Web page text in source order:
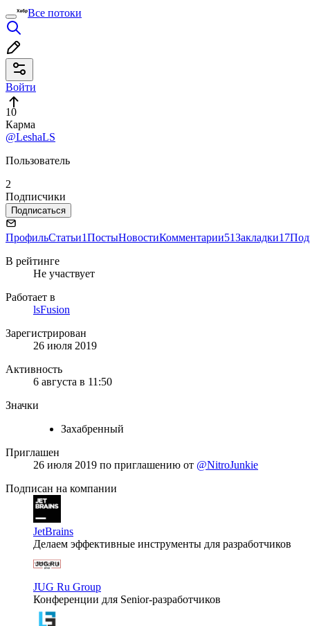
Все потоки
Войти
10
Карма
@LeshaLS
Пользователь
2
Подписчики
Подписаться
ПрофильСтатьи1ПостыНовостиКомментарии51Закладки17
В рейтинге
Не участвует
Работает в
lsFusion
Зарегистрирован
26 июля 2019
Активность
6 августа в 11:50
Значки
Захабренный
Приглашен
26 июля 2019 по приглашению от @NitroJunkie
Подписан на компании
JetBrains
Делаем эффективные инструменты для разработчиков
JUG Ru Group
Конференции для Senior-разработчиков